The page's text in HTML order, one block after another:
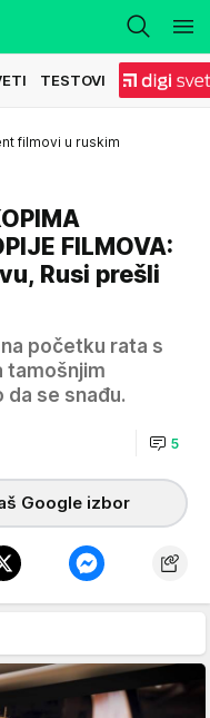
TESTOVI
filmovi u ruskim
FILMOVA:
Rusi prešli
početku rata s
tamošnjim
da se snađu.
5
Google izbor